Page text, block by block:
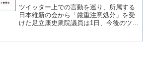
生コン動画を拡散
ツイッター上での言動を巡り、所属する
日本維新の会から「厳重注意処分」を受
けた足立康史衆院議員は1日、今後のツイ